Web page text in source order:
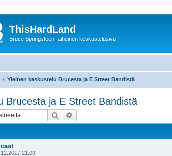
ThisHardLand
Bruce Springsteen -aiheinen keskustelusivu
Yleinen keskustelu Brucesta ja E Street Bandistä
Brucesta ja E Street Bandistä
Etsi
21:09